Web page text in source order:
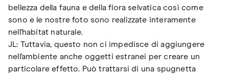
bellezza della fauna e della flora selvatica così come
sono e le nostre foto sono realizzate interamente
nell'habitat naturale.
JL: Tuttavia, questo non ci impedisce di aggiungere
nell'ambiente anche oggetti estranei per creare un
particolare effetto. Può trattarsi di una spugnetta